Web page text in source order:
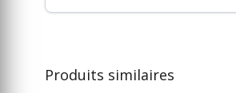
Produits similaires